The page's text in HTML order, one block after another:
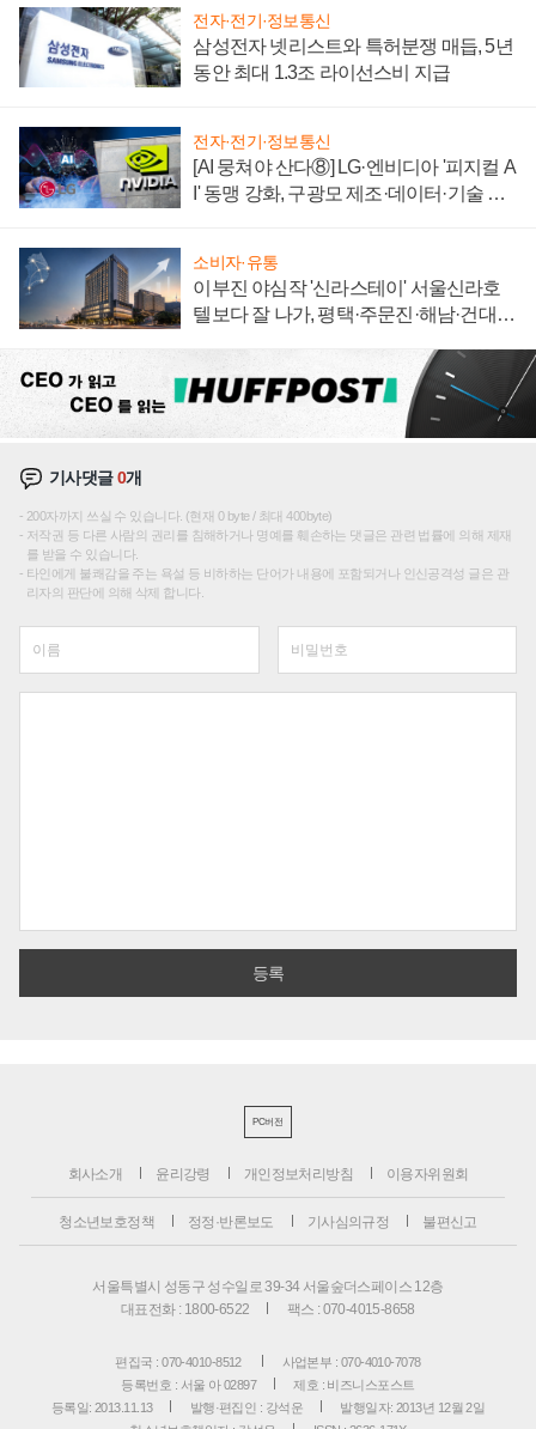
전자·전기·정보통신
삼성전자 넷리스트와 특허분쟁 매듭, 5년
동안 최대 1.3조 라이선스비 지급
전자·전기·정보통신
[AI 뭉쳐야 산다⑧] LG·엔비디아 '피지컬 A
I' 동맹 강화, 구광모 제조·데이터·기술 결
소비자·유통
이부진 야심작 '신라스테이' 서울신라호
텔보다 잘 나가, 평택·주문진·해남·건대로
기사댓글0개
200자까지 쓰실 수 있습니다. (현재 0 byte / 최대 400byte)
저작권 등 다른 사람의 권리를 침해하거나 명예를 훼손하는 댓글은 관련 법률에 의해 제재
를 받을 수 있습니다.
타인에게 불쾌감을 주는 욕설 등 비하하는 단어가 내용에 포함되거나 인신공격성 글은 관
리자의 판단에 의해 삭제 합니다.
PC버전
회사소개 윤리강령 개인정보처리방침 이용자위원회
청소년보호정책 정정·반론보도 기사심의규정 불편신고
서울특별시 성동구 성수일로 39-34 서울숲더스페이스 12층
대표전화 : 1800-6522
팩스 : 070-4015-8658
편집국 : 070-4010-8512
사업본부 : 070-4010-7078
등록번호 : 서울 아 02897
제호 : 비즈니스포스트
등록일: 2013.11.13
발행·편집인 : 강석운
발행일자: 2013년 12월 2일